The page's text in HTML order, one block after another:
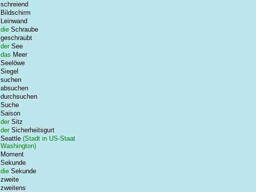
schreiend
Bildschirm
Leinwand
die Schraube
geschraubt
der See
das Meer
Seelöwe
Siegel
suchen
absuchen
durchsuchen
Suche
Saison
der Sitz
der Sicherheitsgurt
Seattle (Stadt in US-Staat
Washington)
Moment
Sekunde
die Sekunde
zweite
zweitens